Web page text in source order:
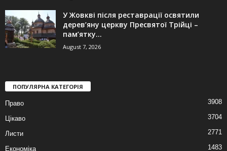
У Жовкві після реставрації освятили
дерев’яну церкву Пресвятої Трійці –
пам’ятку...
August 7, 2026
ПОПУЛЯРНА КАТЕГОРІЯ
Право 3908
Цікаво 3704
Листи 2771
Економіка 1483